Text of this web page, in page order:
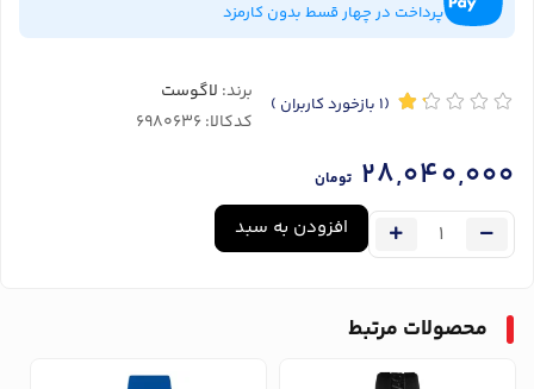
پرداخت در چهار قسط بدون کارمزد
(1 بازخورد کاربران ) برند: لاگوست
کدکالا:
28,040,000 تومان
افزودن به سبد
محصولات مرتبط